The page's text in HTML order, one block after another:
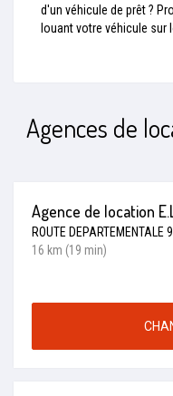
d'un véhicule de prêt ?
louant votre véhicule sur
Agences de
Agence de location
ROUTE DEPARTEMENTALE
16 km (19 min)